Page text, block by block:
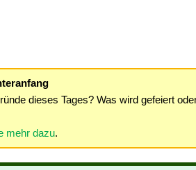
dieses Tages? Was wird gefeiert
mehr dazu.